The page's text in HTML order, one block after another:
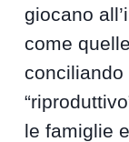
giocano
come
conciliando
le famiglie